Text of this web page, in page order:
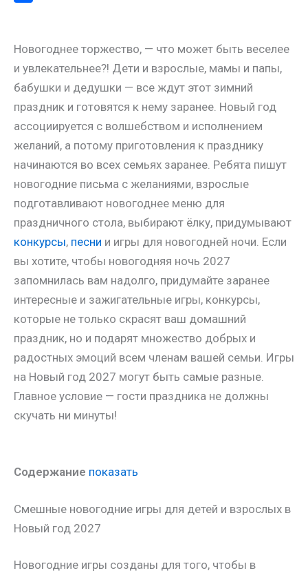
s
s
n
i
k
i
p
p
r
e
s
t
i
l
п
р
а
в
и
т
ь
Новогоднее торжество, — что может быть веселее
и увлекательнее?! Дети и взрослые, мамы и папы,
бабушки и дедушки — все ждут этот зимний
праздник и готовятся к нему заранее. Новый год
ассоциируется с волшебством и исполнением
желаний, а потому приготовления к празднику
начинаются во всех семьях заранее. Ребята пишут
новогодние письма с желаниями, взрослые
подготавливают новогоднее меню для
праздничного стола, выбирают ёлку, придумывают
конкурсы, песни и игры для новогодней ночи. Если
вы хотите, чтобы новогодняя ночь 2027
запомнилась вам надолго, придумайте заранее
интересные и зажигательные игры, конкурсы,
которые не только скрасят ваш домашний
праздник, но и подарят множество добрых и
радостных эмоций всем членам вашей семьи. Игры
на Новый год 2027 могут быть самые разные.
Главное условие — гости праздника не должны
скучать ни минуты!
Содержание показать
Смешные новогодние игры для детей и взрослых в
Новый год 2027
Новогодние игры созданы для того, чтобы в